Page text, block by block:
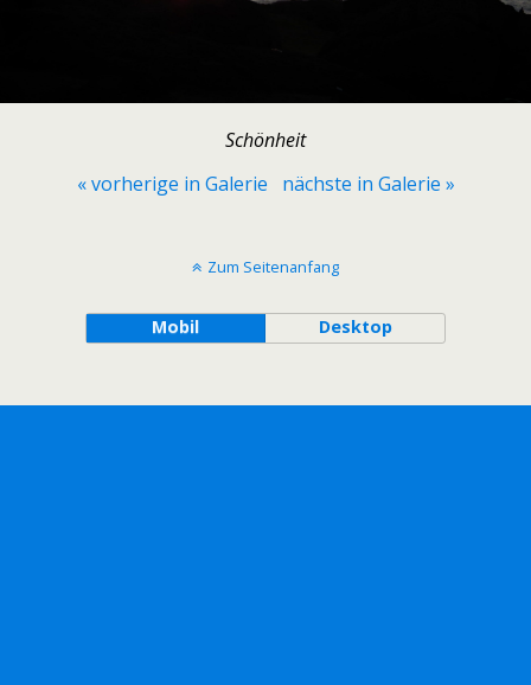
Schönheit
« vorherige in Galerie
nächste in Galerie »
Zum Seitenanfang
Mobil Desktop